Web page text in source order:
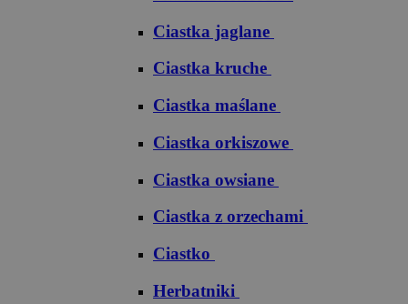
Ciastka jaglane
Ciastka kruche
Ciastka maślane
Ciastka orkiszowe
Ciastka owsiane
Ciastka z orzechami
Ciastko
Herbatniki